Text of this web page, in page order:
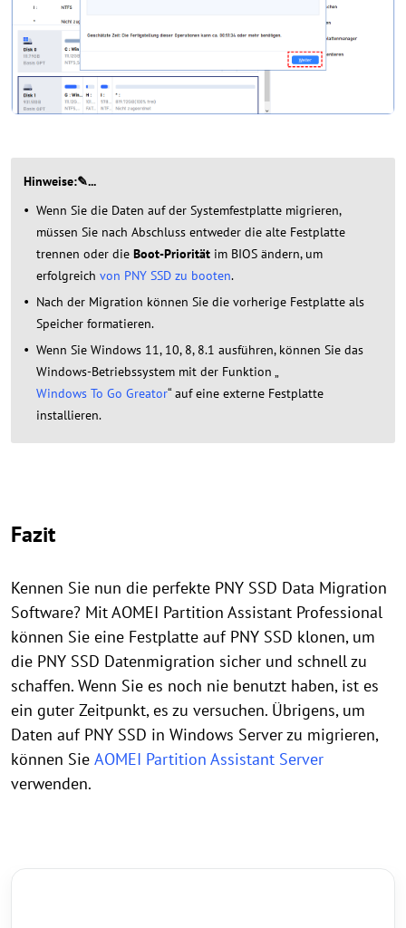
Hinweise:✎...
Wenn Sie die Daten auf der Systemfestplatte migrieren,
müssen Sie nach Abschluss entweder die alte Festplatte
trennen oder die Boot-Priorität im BIOS ändern, um
erfolgreich von PNY SSD zu booten.
Nach der Migration können Sie die vorherige Festplatte als
Speicher formatieren.
Wenn Sie Windows 11, 10, 8, 8.1 ausführen, können Sie das
Windows-Betriebssystem mit der Funktion „
Windows To Go Greator“ auf eine externe Festplatte
installieren.
Fazit
Kennen Sie nun die perfekte PNY SSD Data Migration
Software? Mit AOMEI Partition Assistant Professional
können Sie eine Festplatte auf PNY SSD klonen, um
die PNY SSD Datenmigration sicher und schnell zu
schaffen. Wenn Sie es noch nie benutzt haben, ist es
ein guter Zeitpunkt, es zu versuchen. Übrigens, um
Daten auf PNY SSD in Windows Server zu migrieren,
können Sie AOMEI Partition Assistant Server
verwenden.